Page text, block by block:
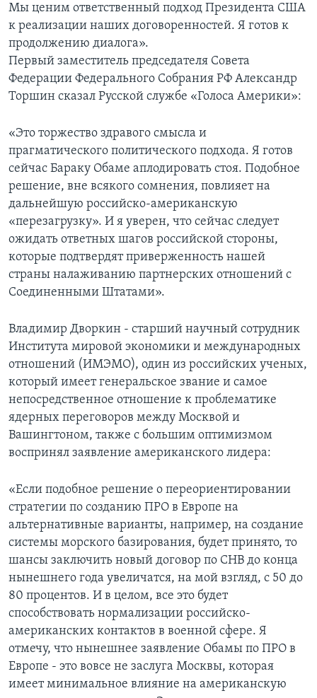
Мы ценим ответственный подход Президента США
к реализации наших договоренностей. Я готов к
продолжению диалога».
Первый заместитель председателя Совета
Федерации Федерального Собрания РФ Александр
Торшин сказал Русской службе «Голоса Америки»:
«Это торжество здравого смысла и
прагматического политического подхода. Я готов
сейчас Бараку Обаме аплодировать стоя. Подобное
решение, вне всякого сомнения, повлияет на
дальнейшую российско-американскую
«перезагрузку». И я уверен, что сейчас следует
ожидать ответных шагов российской стороны,
которые подтвердят приверженность нашей
страны налаживанию партнерских отношений с
Соединенными Штатами».
Владимир Дворкин - старший научный сотрудник
Института мировой экономики и международных
отношений (ИМЭМО), один из российских ученых,
который имеет генеральское звание и самое
непосредственное отношение к проблематике
ядерных переговоров между Москвой и
Вашингтоном, также с большим оптимизмом
воспринял заявление американского лидера:
«Если подобное решение о переориентировании
стратегии по созданию ПРО в Европе на
альтернативные варианты, например, на создание
системы морского базирования, будет принято, то
шансы заключить новый договор по СНВ до конца
нынешнего года увеличатся, на мой взгляд, с 50 до
80 процентов. И в целом, все это будет
способствовать нормализации российско-
американских контактов в военной сфере. Я
отмечу, что нынешнее заявление Обамы по ПРО в
Европе - это вовсе не заслуга Москвы, которая
имеет минимальное влияние на американскую